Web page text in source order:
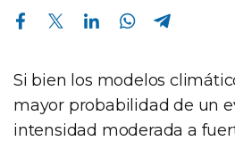
Compartir en Facebook Compartir en Twitter Compartir en Linkedin Compartir en Whatsapp
Si bien los modelos
mayor probabilidad de un
intensidad moderada a